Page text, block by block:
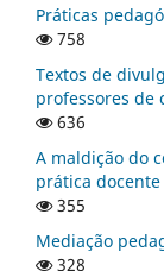
Práticas
758
Textos de
professores de
636
A maldição do
prática docente
355
Mediação
328